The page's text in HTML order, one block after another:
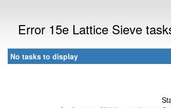
Error 15e Lattice Sieve
No tasks to display